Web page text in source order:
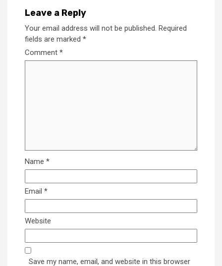
Leave a Reply
Your email address will not be published. Required
fields are marked *
Comment *
Name *
Email *
Website
Save my name, email, and website in this browser